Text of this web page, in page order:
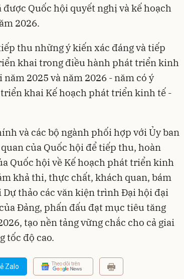
Quốc hội quyết nghị và kế hoạch
2026.
thu những ý kiến xác đáng và tiếp
khai trong điều hành phát triển kinh
2025 và năm 2026 - năm có ý
khai Kế hoạch phát triển kinh tế -
và các bộ ngành phối hợp với Ủy ban
của Quốc hội để tiếp thu, hoàn
Quốc hội về Kế hoạch phát triển kinh
khả thi, thực chất, khách quan, bám
thảo các văn kiện trình Đại hội đại
Đảng, phấn đấu đạt mục tiêu tăng
tạo nền tảng vững chắc cho cả giai
tốc độ cao.
Zalo Theo dõi trên